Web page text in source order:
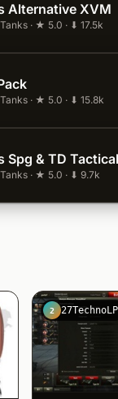
Alternative XVM
· ★ 5.0 · ⬇ 17.5k
· ★ 5.0 · ⬇ 15.8k
Spg & TD
· ★ 5.0 · ⬇ 9.7k
2 27TechnoLP